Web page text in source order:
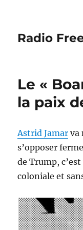
Radio
Le «
la paix
Astrid Jamar va
s’opposer
de Trump,
coloniale et